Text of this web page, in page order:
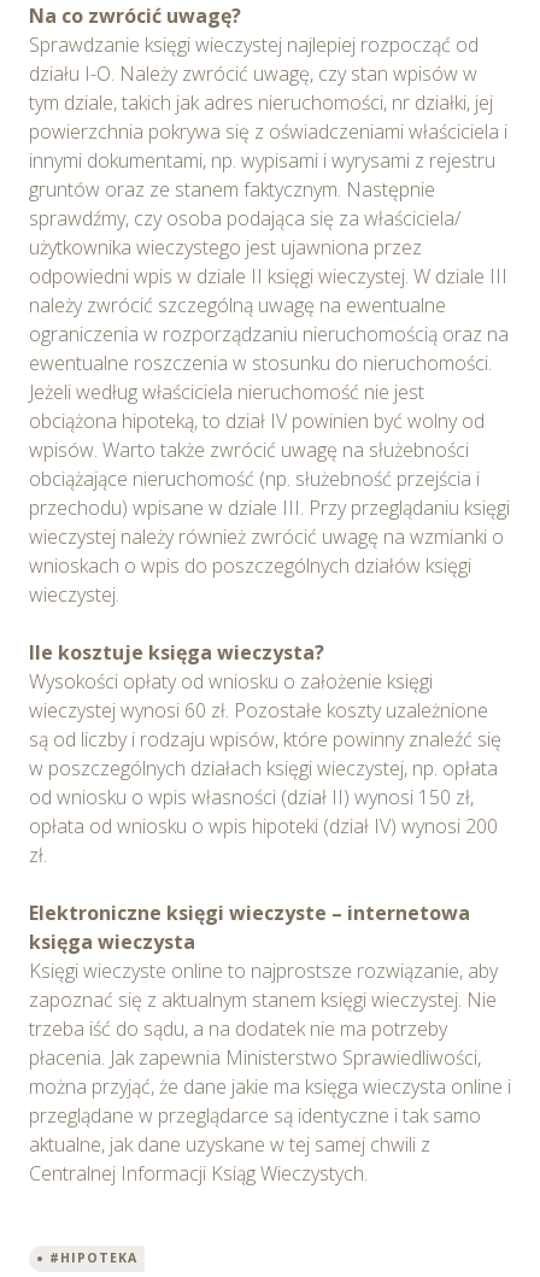
Na co zwrócić uwagę?
Sprawdzanie księgi wieczystej najlepiej rozpocząć od
działu I-O. Należy zwrócić uwagę, czy stan wpisów w
tym dziale, takich jak adres nieruchomości, nr działki, jej
powierzchnia pokrywa się z oświadczeniami właściciela i
innymi dokumentami, np. wypisami i wyrysami z rejestru
gruntów oraz ze stanem faktycznym. Następnie
sprawdźmy, czy osoba podająca się za właściciela/
użytkownika wieczystego jest ujawniona przez
odpowiedni wpis w dziale II księgi wieczystej. W dziale III
należy zwrócić szczególną uwagę na ewentualne
ograniczenia w rozporządzaniu nieruchomością oraz na
ewentualne roszczenia w stosunku do nieruchomości.
Jeżeli według właściciela nieruchomość nie jest
obciążona hipoteką, to dział IV powinien być wolny od
wpisów. Warto także zwrócić uwagę na służebności
obciążające nieruchomość (np. służebność przejścia i
przechodu) wpisane w dziale III. Przy przeglądaniu księgi
wieczystej należy również zwrócić uwagę na wzmianki o
wnioskach o wpis do poszczególnych działów księgi
wieczystej.
Ile kosztuje księga wieczysta?
Wysokości opłaty od wniosku o założenie księgi
wieczystej wynosi 60 zł. Pozostałe koszty uzależnione
są od liczby i rodzaju wpisów, które powinny znaleźć się
w poszczególnych działach księgi wieczystej, np. opłata
od wniosku o wpis własności (dział II) wynosi 150 zł,
opłata od wniosku o wpis hipoteki (dział IV) wynosi 200
zł.
Elektroniczne księgi wieczyste – internetowa
księga wieczysta
Księgi wieczyste online to najprostsze rozwiązanie, aby
zapoznać się z aktualnym stanem księgi wieczystej. Nie
trzeba iść do sądu, a na dodatek nie ma potrzeby
płacenia. Jak zapewnia Ministerstwo Sprawiedliwości,
można przyjąć, że dane jakie ma księga wieczysta online i
przeglądane w przeglądarce są identyczne i tak samo
aktualne, jak dane uzyskane w tej samej chwili z
Centralnej Informacji Ksiąg Wieczystych.
#HIPOTEKA